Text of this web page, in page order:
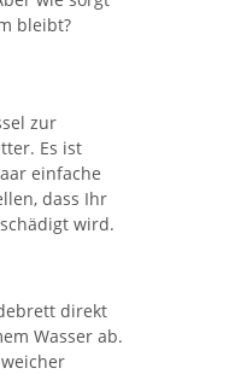
bleibt?
zur
Es ist
einfache
dass Ihr
wird.
direkt
Wasser ab.